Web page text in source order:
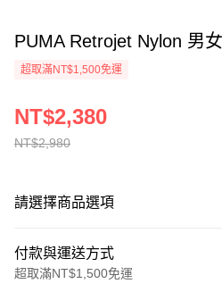
PUMA Retrojet Nylon 男
超取滿NT$1,500免運
NT$2,980
NT$2,380
請選擇商品選項
付款與運送方式
超取滿NT$1,500免運